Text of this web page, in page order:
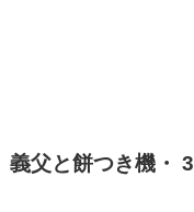
義父と餅つき機・ 3